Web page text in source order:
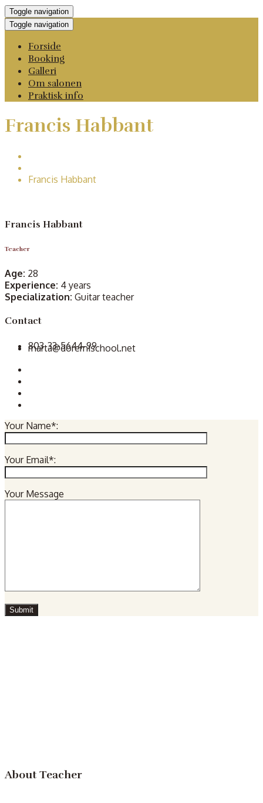
Toggle navigation
Toggle navigation
Forside
Booking
Galleri
Om salonen
Praktisk info
Francis Habbant
Francis Habbant
Francis Habbant
Teacher
Age: 28
Experience: 4 years
Specialization: Guitar teacher
Contact
803-33-5644-99
marta@doremischool.net
Your Name*:
Your Email*:
Your Message
About Teacher